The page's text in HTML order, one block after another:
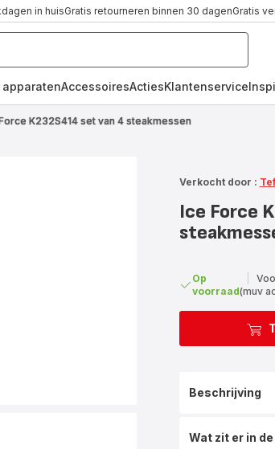
in huisGratis retourneren binnen 30 dagenGratis
AccessoiresActiesKlantenservice
K232S414 set van 4 steakmessen
Verkocht door :
Ice Force
Op
voorraad(muv
Beschrijving
Wat zit er in